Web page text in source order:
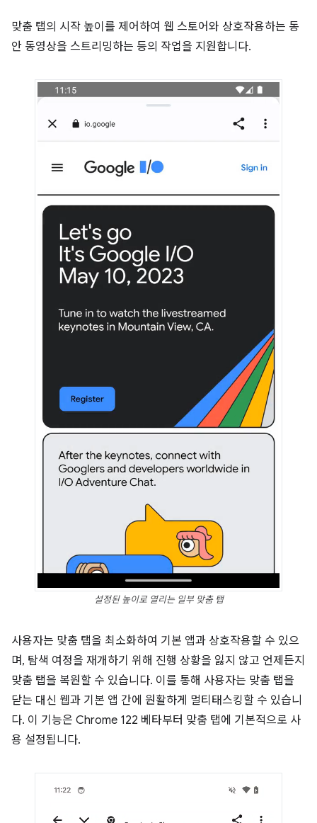
맞춤 탭의 시작 높이를 제어하여 웹 스토어와 상호작용하는 동
안 동영상을 스트리밍하는 등의 작업을 지원합니다.
설정된 높이로 열리는 일부 맞춤 탭
사용자는 맞춤 탭을 최소화하여 기본 앱과 상호작용할 수 있으
며, 탐색 여정을 재개하기 위해 진행 상황을 잃지 않고 언제든지
맞춤 탭을 복원할 수 있습니다. 이를 통해 사용자는 맞춤 탭을
닫는 대신 웹과 기본 앱 간에 원활하게 멀티태스킹할 수 있습니
다. 이 기능은 Chrome 122 베타부터 맞춤 탭에 기본적으로 사
용 설정됩니다.